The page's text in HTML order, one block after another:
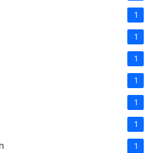
1
1
1
1
1
1
1